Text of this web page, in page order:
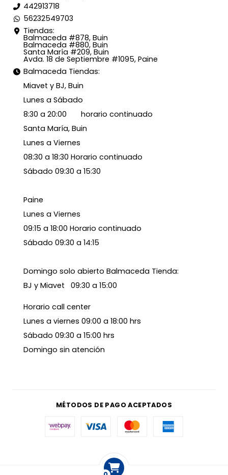
442913718
56232549703
Tiendas:
Balmaceda #878, Buin
Balmaceda #880, Buin
Santa María #209, Buin
Avda. 18 de Septiembre #1095, Paine
Balmaceda Tiendas:
Miavet y BJ, Buin
Lunes a Sábado
8:30 a 20:00 horario continuado
Santa María, Buin
Lunes a Viernes
08:30 a 18:30 Horario continuado
Sábado 09:30 a 15:30
Paine
Lunes a Viernes
09:15 a 18:00 Horario continuado
Sábado 09:30 a 14:15
Domingo solo abierto Balmaceda Tienda:
BJ y Miavet 09:30 a 15:00
Horario call center
Lunes a viernes 09:00 a 18:00 hrs
Sábado 09:30 a 15:00 hrs
Domingo sin atención
MÉTODOS DE PAGO ACEPTADOS